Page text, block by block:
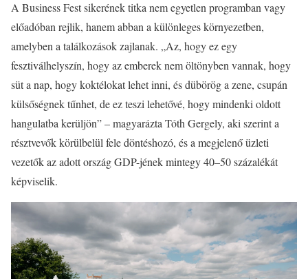
A Business Fest sikerének titka nem egyetlen programban vagy
előadóban rejlik, hanem abban a különleges környezetben,
amelyben a találkozások zajlanak. „Az, hogy ez egy
fesztiválhelyszín, hogy az emberek nem öltönyben vannak, hogy
süt a nap, hogy koktélokat lehet inni, és dübörög a zene, csupán
külsőségnek tűnhet, de ez teszi lehetővé, hogy mindenki oldott
hangulatba kerüljön” – magyarázta Tóth Gergely, aki szerint a
résztvevők körülbelül fele döntéshozó, és a megjelenő üzleti
vezetők az adott ország GDP-jének mintegy 40–50 százalékát
képviselik.